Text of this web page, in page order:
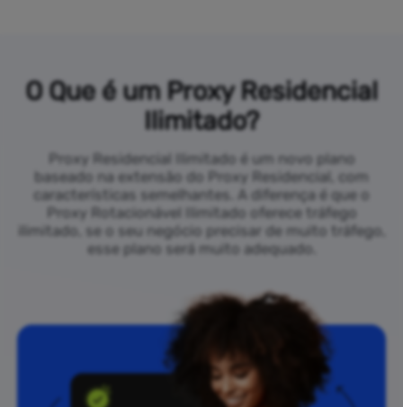
O Que é um Proxy Residencial
Ilimitado?
Proxy Residencial Ilimitado é um novo plano
baseado na extensão do Proxy Residencial, com
características semelhantes. A diferença é que o
Proxy Rotacionável Ilimitado oferece tráfego
ilimitado, se o seu negócio precisar de muito tráfego,
esse plano será muito adequado.